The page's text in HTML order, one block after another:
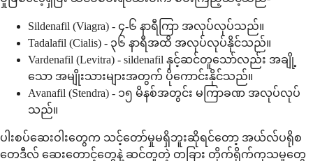
Sildenafil (Viagra) - ၄-၆ နာရီကြာ အလုပ်လုပ်သည်။
Tadalafil (Cialis) - ၃၆ နာရီအထိ အလုပ်လုပ်နိုင်သည်။
Vardenafil (Levitra) - sildenafil နှင့်ဆင်တူသော်လည်း အချို့
သော အမျိုးသားများအတွက် ပိုကောင်းနိုင်သည်။
Avanafil (Stendra) - ၁၅ မိနစ်အတွင်း မကြာခဏ အလုပ်လုပ်
သည်။
ပါးစပ်ဆေးဝါးတွေက သင့်တော်မှုမရှိဘူးဆိုရင်တော့ အယ်လ်ပရိုစ
တေဒီလ် ဆေးတောင့်တွေနဲ့ ဆင်တူတဲ့ တခြား တိုက်ရိုက်ကုသမှုတွေ